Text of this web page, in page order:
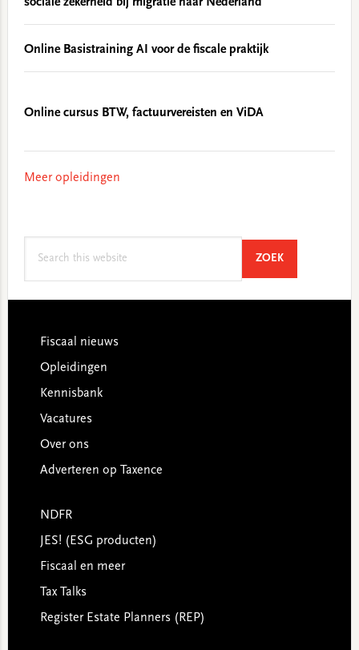
Online Basistraining AI voor de fiscale praktijk
Online cursus BTW, factuurvereisten en ViDA
Meer opleidingen
ZOEKSEARCH
Footer
Fiscaal nieuws
Opleidingen
Kennisbank
Vacatures
Over ons
Adverteren op Taxence
NDFR
JES! (ESG producten)
Fiscaal en meer
Tax Talks
Register Estate Planners (REP)